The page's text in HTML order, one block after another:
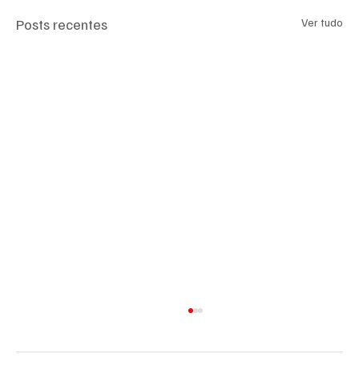
Posts recentes Ver tudo